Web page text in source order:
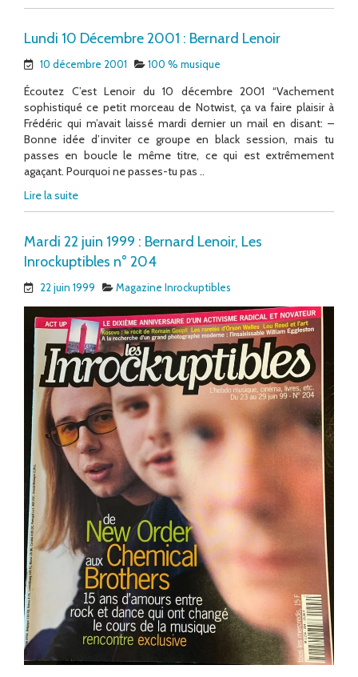
Lundi 10 Décembre 2001 : Bernard Lenoir
10 décembre 2001 100 % musique
Écoutez C’est Lenoir du 10 décembre 2001 “Vachement
sophistiqué ce petit morceau de Notwist, ça va faire plaisir à
Frédéric qui m’avait laissé mardi dernier un mail en disant: –
Bonne idée d’inviter ce groupe en black session, mais tu
passes en boucle le même titre, ce qui est extrêmement
agaçant. Pourquoi ne passes-tu pas ..
Lire la suite
Mardi 22 juin 1999 : Bernard Lenoir, Les
Inrockuptibles n° 204
22 juin 1999 Magazine Inrockuptibles